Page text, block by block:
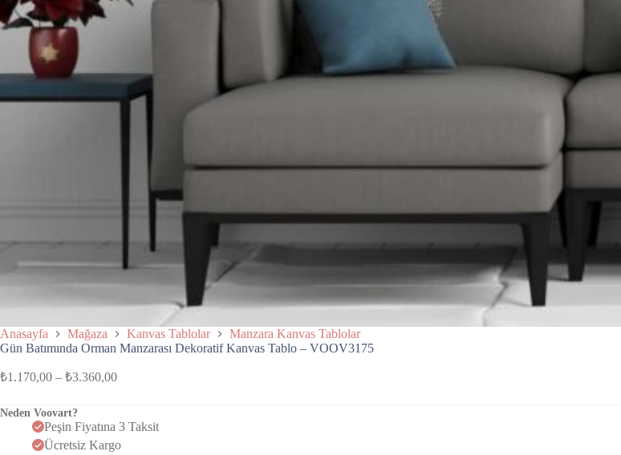
Anasayfa Mağaza Kanvas Tablolar
Manzara Kanvas Tablolar
Gün Batımında Orman Manzarası Dekoratif Kanvas Tablo – VOOV3175
₺1.170,00 – ₺3.360,00
Neden Voovart?
Peşin Fiyatına 3 Taksit
Ücretsiz Kargo